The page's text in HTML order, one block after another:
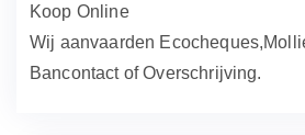
Koop Online
Wij aanvaarden
Bancontact of Overschrijving.